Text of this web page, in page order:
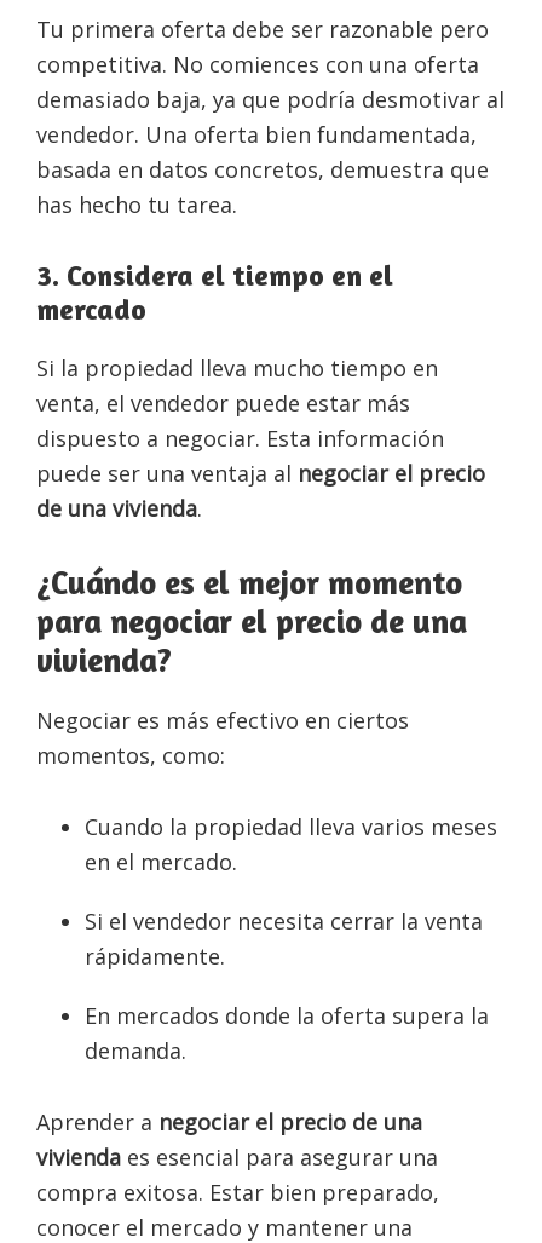
Tu primera oferta debe ser razonable pero
competitiva. No comiences con una oferta
demasiado baja, ya que podría desmotivar al
vendedor. Una oferta bien fundamentada,
basada en datos concretos, demuestra que
has hecho tu tarea.
3. Considera el tiempo en el
mercado
Si la propiedad lleva mucho tiempo en
venta, el vendedor puede estar más
dispuesto a negociar. Esta información
puede ser una ventaja al negociar el precio
de una vivienda.
¿Cuándo es el mejor momento
para negociar el precio de una
vivienda?
Negociar es más efectivo en ciertos
momentos, como:
Cuando la propiedad lleva varios meses
en el mercado.
Si el vendedor necesita cerrar la venta
rápidamente.
En mercados donde la oferta supera la
demanda.
Aprender a negociar el precio de una
vivienda es esencial para asegurar una
compra exitosa. Estar bien preparado,
conocer el mercado y mantener una